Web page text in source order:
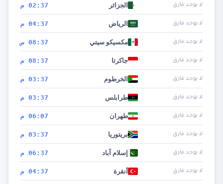
لا يوجد فارق الجزائر 02:37 م
لا يوجد فارق الرياض 04:37 م
لا يوجد فارق مكسيكو سيتي 08:37 ص
لا يوجد فارق جاكرتا 08:37 م
لا يوجد فارق الخرطوم 03:37 م
لا يوجد فارق طرابلس 03:37 م
لا يوجد فارق طهران 06:07 م
لا يوجد فارق بريتوريا 03:37 م
لا يوجد فارق إسلام آباد 06:37 م
لا يوجد فارق أنقرة 04:37 م